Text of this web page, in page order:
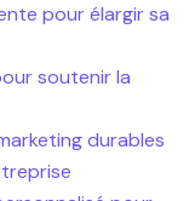
pour élargir sa
soutenir la
durables